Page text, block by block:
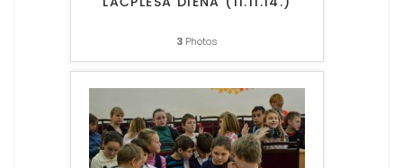
3 Photos